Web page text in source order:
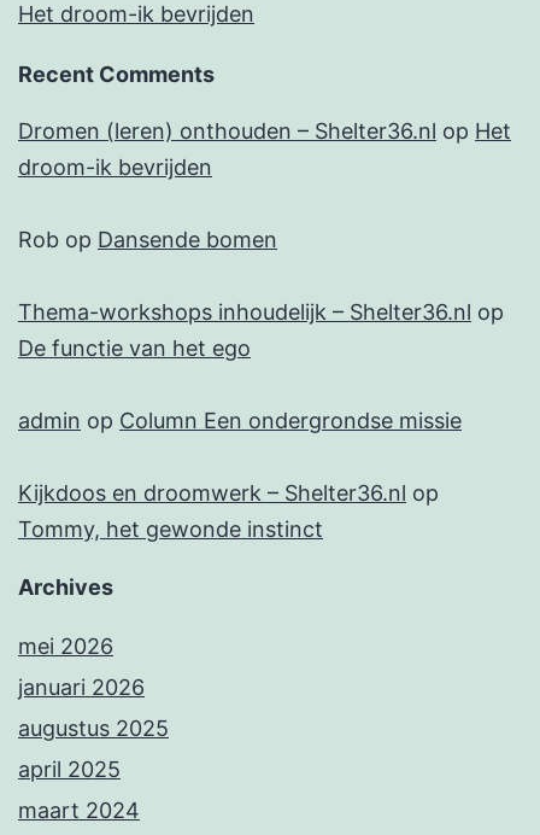
Het droom-ik bevrijden
Recent Comments
Dromen (leren) onthouden – Shelter36.nl op Het
droom-ik bevrijden
Rob op Dansende bomen
Thema-workshops inhoudelijk – Shelter36.nl op
De functie van het ego
admin op Column Een ondergrondse missie
Kijkdoos en droomwerk – Shelter36.nl op
Tommy, het gewonde instinct
Archives
mei 2026
januari 2026
augustus 2025
april 2025
maart 2024